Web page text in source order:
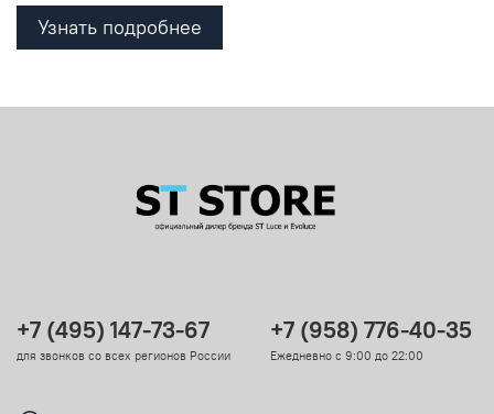
Узнать подробнее
+7 (495) 147-73-67
для звонков со всех регионов России
+7 (958) 776-40-35
Ежедневно с 9:00 до 22:00